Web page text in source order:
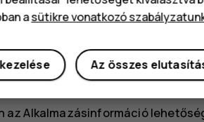
újbóli hozzáadása
ismét hozzáadhat az
aBeállítások >Alkalmazások és
azAlkalmazásinformáció
asütikre vonatkozó
Az összes